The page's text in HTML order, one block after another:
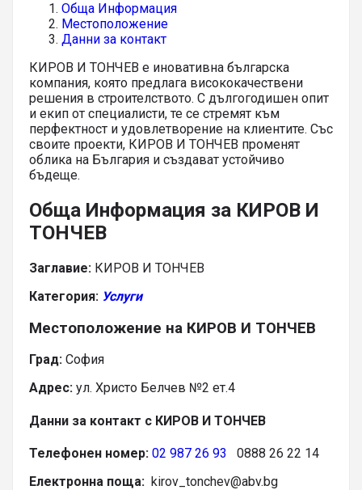
Обща Информация
Местоположение
Данни за контакт
КИРОВ И ТОНЧЕВ е иновативна българска
компания, която предлага висококачествени
решения в строителството. С дългогодишен опит
и екип от специалисти, те се стремят към
перфектност и удовлетворение на клиентите. Със
своите проекти, КИРОВ И ТОНЧЕВ променят
облика на България и създават устойчиво
бъдеще.
Обща Информация за КИРОВ И
ТОНЧЕВ
Заглавие: КИРОВ И ТОНЧЕВ
Категория: Услуги
Местоположение на КИРОВ И ТОНЧЕВ
Град: София
Адрес: ул. Христо Белчев №2 ет.4
Данни за контакт с КИРОВ И ТОНЧЕВ
Телефонен номер: 02 987 26 93
0888 26 22 14
Електронна поща: kirov_tonchev@abv.bg